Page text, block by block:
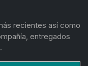
recientes así como
entregados